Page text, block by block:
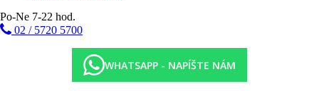
Po-Ne 7-22 hod.
02 / 5720 5700
WHATSAPP - NAPÍŠTE NÁM